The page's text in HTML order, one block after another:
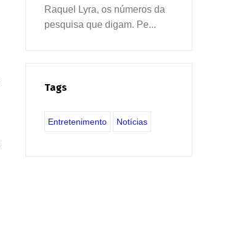
Raquel Lyra, os números da
pesquisa que digam. Pe...
Tags
Entretenimento Notícias